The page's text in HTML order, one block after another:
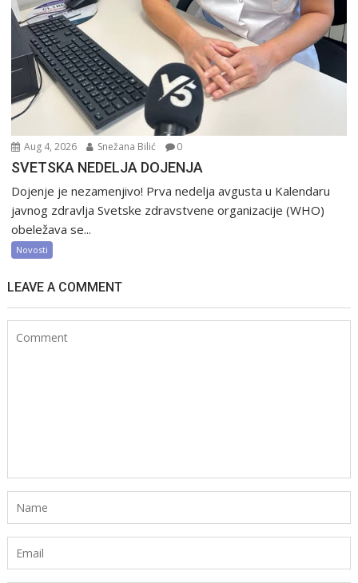
Aug 4, 2026 Snežana Bilić 0
SVETSKA NEDELJA DOJENJA
Dojenje je nezamenjivo! Prva nedelja avgusta u Kalendaru
javnog zdravlja Svetske zdravstvene organizacije (WHO)
obeležava se...
Novosti
LEAVE A COMMENT